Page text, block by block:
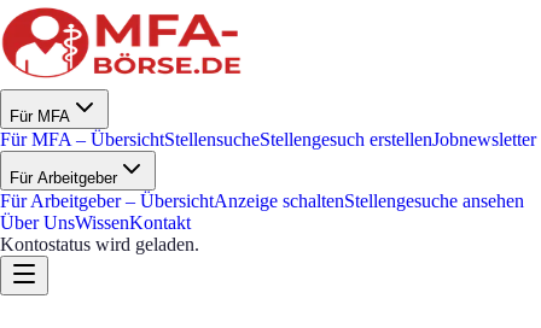
Für MFA
Für MFA – ÜbersichtStellensucheStellengesuch erstellenJobnewsletter
Für Arbeitgeber
Für Arbeitgeber – ÜbersichtAnzeige schaltenStellengesuche ansehen
Über UnsWissenKontakt
Kontostatus wird geladen.